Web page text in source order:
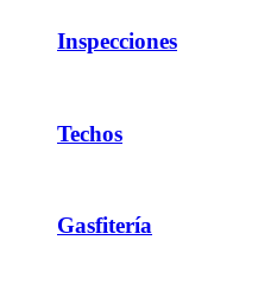
Inspecciones
Techos
Gasfitería